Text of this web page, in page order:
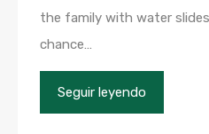
the family with water
chance…
Seguir leyendo